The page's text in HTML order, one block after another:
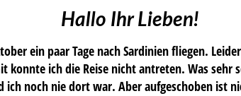
Hallo Ihr Lieben!
ein paar Tage nach Sardinien fliegen.
konnte ich die Reise nicht antreten. Was sehr
ich noch nie dort war. Aber aufgeschoben ist